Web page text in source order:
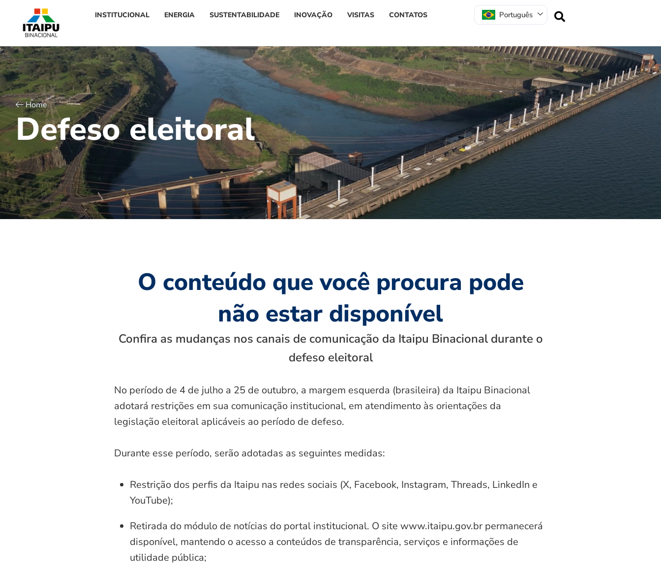
INSTITUCIONAL ENERGIA SUSTENTABILIDADE INOVAÇÃO VISITAS CONTATOS Português
Home
Defeso eleitoral
O conteúdo que você procura pode
não estar disponível
Confira as mudanças nos canais de comunicação da Itaipu Binacional durante o
defeso eleitoral
No período de 4 de julho a 25 de outubro, a margem esquerda (brasileira) da Itaipu Binacional
adotará restrições em sua comunicação institucional, em atendimento às orientações da
legislação eleitoral aplicáveis ao período de defeso.
Durante esse período, serão adotadas as seguintes medidas:
Restrição dos perfis da Itaipu nas redes sociais (X, Facebook, Instagram, Threads, LinkedIn e
YouTube);
Retirada do módulo de notícias do portal institucional. O site www.itaipu.gov.br permanecerá
disponível, mantendo o acesso a conteúdos de transparência, serviços e informações de
utilidade pública;